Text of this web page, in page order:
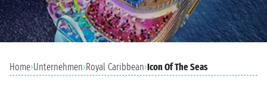
Home›Unternehmen›Royal Caribbean›Icon Of The Seas